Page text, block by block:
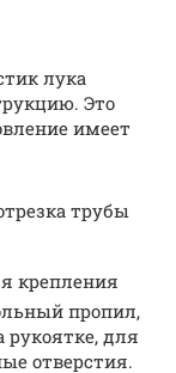
лука
Это
имеет
трубы
крепления
пропил,
рукоятке, для
отверстия.